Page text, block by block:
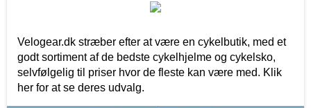
Velogear.dk stræber efter at være en cykelbutik, med et
godt sortiment af de bedste cykelhjelme og cykelsko,
selvfølgelig til priser hvor de fleste kan være med. Klik
her for at se deres udvalg.